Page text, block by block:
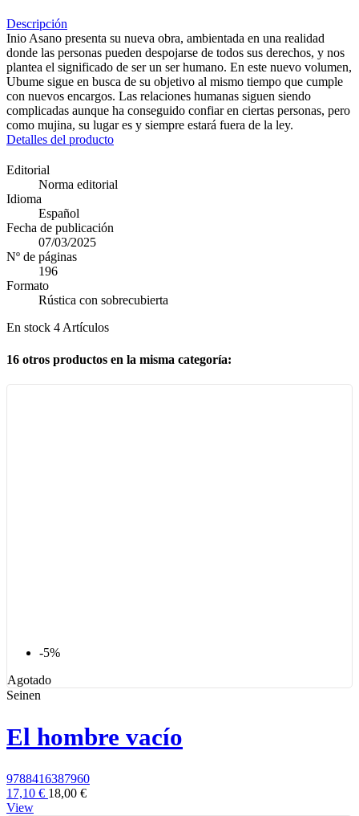
Descripción
Inio Asano presenta su nueva obra, ambientada en una realidad
donde las personas pueden despojarse de todos sus derechos, y nos
plantea el significado de ser un ser humano. En este nuevo volumen,
Ubume sigue en busca de su objetivo al mismo tiempo que cumple
con nuevos encargos. Las relaciones humanas siguen siendo
complicadas aunque ha conseguido confiar en ciertas personas, pero
como mujina, su lugar es y siempre estará fuera de la ley.
Detalles del producto
Editorial
Norma editorial
Idioma
Español
Fecha de publicación
07/03/2025
Nº de páginas
196
Formato
Rústica con sobrecubierta
En stock 4 Artículos
16 otros productos en la misma categoría:
-5%
Agotado
Seinen
El hombre vacío
9788416387960
17,10 € 18,00 €
View